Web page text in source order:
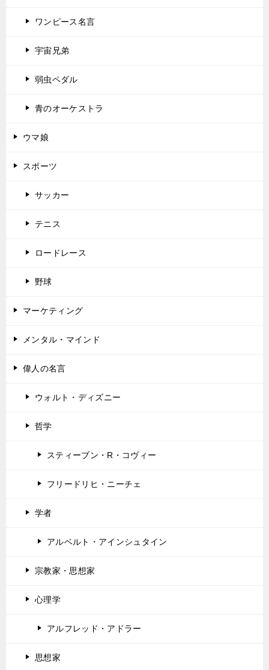
ワンピース名言
宇宙兄弟
弱虫ペダル
青のオーケストラ
ウマ娘
スポーツ
サッカー
テニス
ロードレース
野球
マーケティング
メンタル・マインド
偉人の名言
ウォルト・ディズニー
哲学
スティーブン・R・コヴィー
フリードリヒ・ニーチェ
学者
アルベルト・アインシュタイン
宗教家・思想家
心理学
アルフレッド・アドラー
思想家